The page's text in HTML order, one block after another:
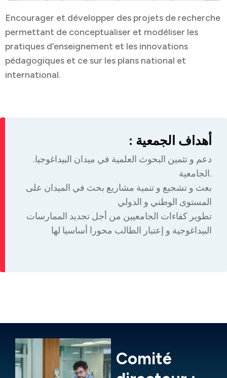
Encourager et développer des projets de recherche
permettant de conceptualiser et modéliser les
pratiques d’enseignement et les innovations
pédagogiques et ce sur les plans national et
international.
: أهداف الجمعية
.دعم و تثمين البحوث العلمية في ميدان البيداغوجيا
الجامعية.
بعث و تشجيع و تنمية مشاريع بحث في الميدان على
المستوى الوطني و الدولي
تطوير كفاءات الجامعيين من أجل تجديد الممارسات
البيداغوجية و إعتبار الطالب محورا أساسيا لها
Comité